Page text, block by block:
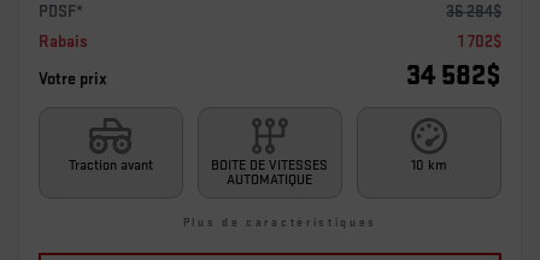
PDSF*
36 284$
Rabais
1 702$
Votre prix
34 582$
Traction avant
BOITE DE VITESSES
AUTOMATIQUE
10 km
Plus de caractéristiques